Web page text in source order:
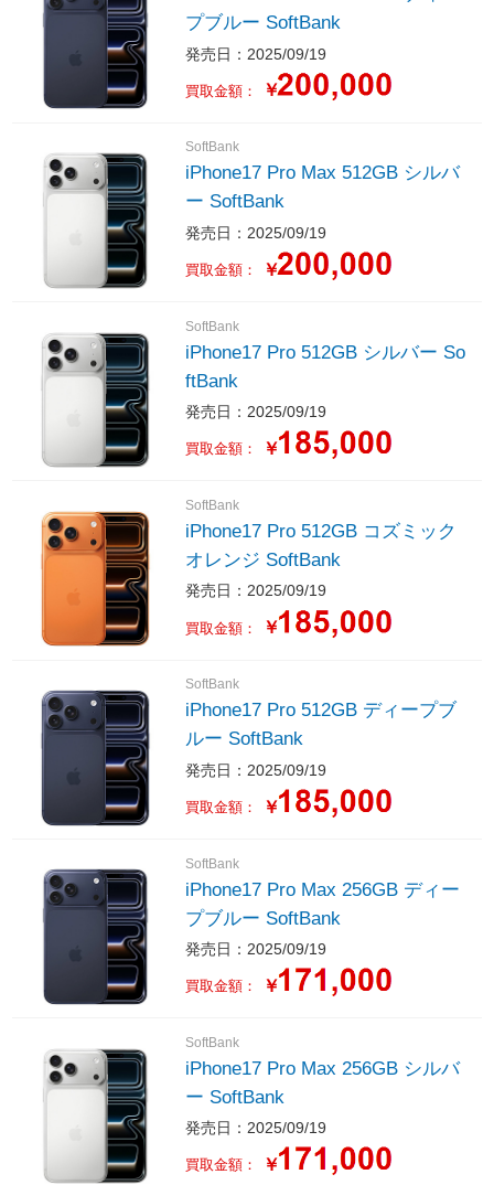
プブルー SoftBank
発売日：2025/09/19
買取金額： ￥
SoftBank
iPhone17 Pro Max 512GB シルバ
ー SoftBank
発売日：2025/09/19
買取金額： ￥
SoftBank
iPhone17 Pro 512GB シルバー So
ftBank
発売日：2025/09/19
買取金額： ￥
SoftBank
iPhone17 Pro 512GB コズミック
オレンジ SoftBank
発売日：2025/09/19
買取金額： ￥
SoftBank
iPhone17 Pro 512GB ディープブ
ルー SoftBank
発売日：2025/09/19
買取金額： ￥
SoftBank
iPhone17 Pro Max 256GB ディー
プブルー SoftBank
発売日：2025/09/19
買取金額： ￥
SoftBank
iPhone17 Pro Max 256GB シルバ
ー SoftBank
発売日：2025/09/19
買取金額： ￥